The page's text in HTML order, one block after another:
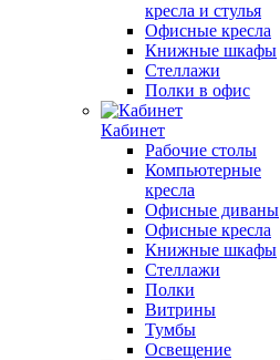
кресла и стулья
Офисные кресла
Книжные шкафы
Стеллажи
Полки в офис
Кабинет
Рабочие столы
Компьютерные
кресла
Офисные диваны
Офисные кресла
Книжные шкафы
Стеллажи
Полки
Витрины
Тумбы
Освещение